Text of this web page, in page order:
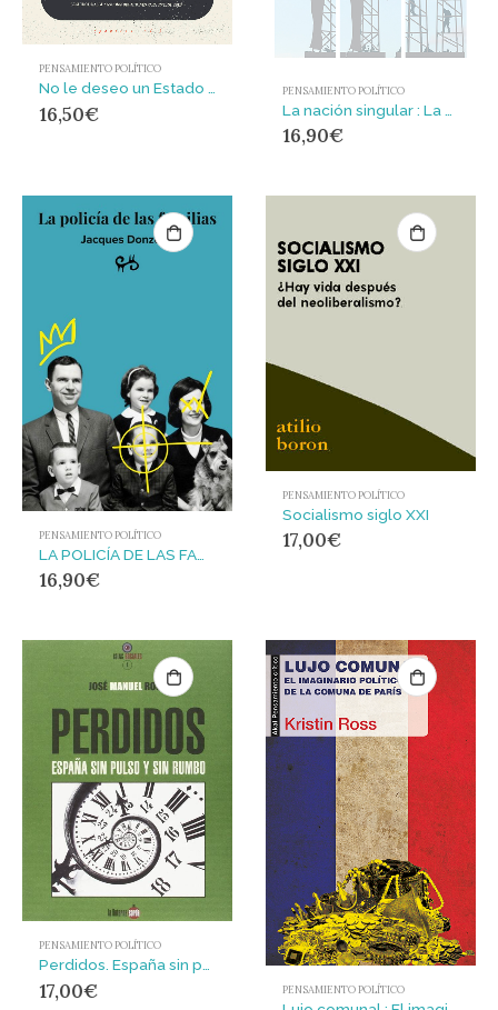
PENSAMIENTO POLÍTICO
No le deseo un Estado a nadie : A propósito del ‘conflicto catalán’ seguido de algunas consideraciones para entenderlo
16,50€
PENSAMIENTO POLÍTICO
16,90€
PENSAMIENTO POLÍTICO
16,90€
PENSAMIENTO POLÍTICO
Socialismo siglo XXI
17,00€
PENSAMIENTO POLÍTICO
Perdidos. España sin pulso y sin rumbo
17,00€ PENSAMIENTO POLÍTICO